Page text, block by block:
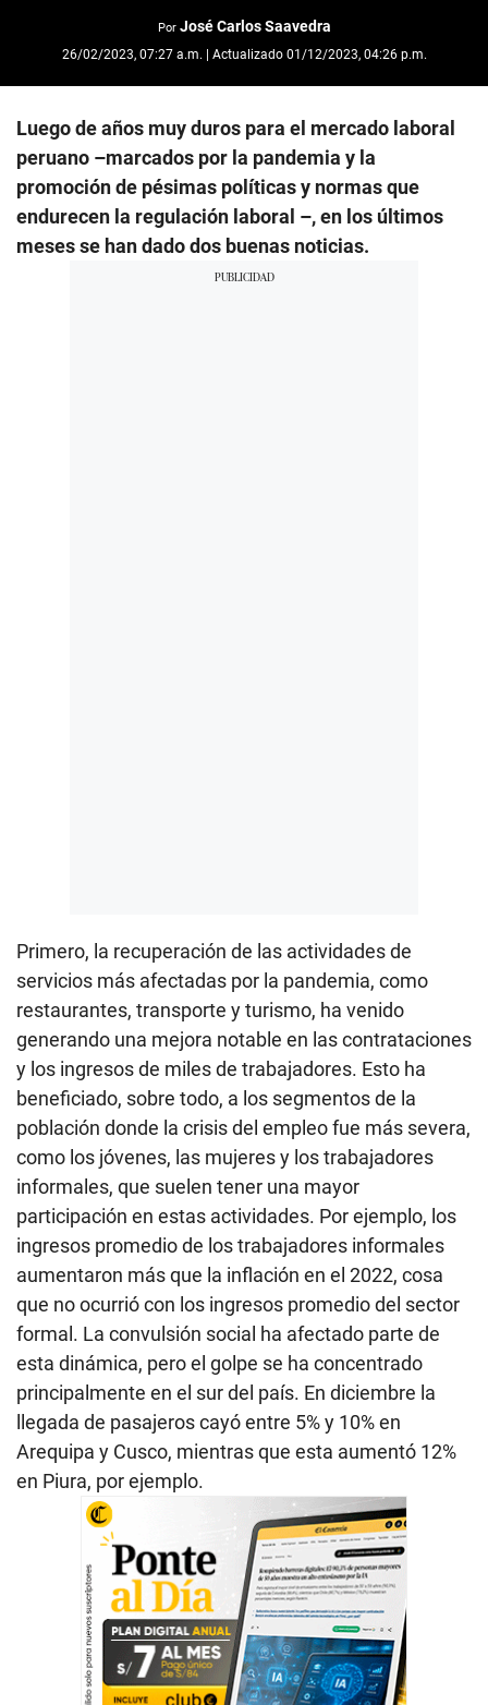
Por José Carlos Saavedra
26/02/2023, 07:27 a.m. | Actualizado 01/12/2023, 04:26 p.m.
Luego de años muy duros para el mercado laboral
peruano –marcados por la pandemia y la
promoción de pésimas políticas y normas que
endurecen la regulación laboral –, en los últimos
meses se han dado dos buenas noticias.
Primero, la recuperación de las actividades de
servicios más afectadas por la pandemia, como
restaurantes, transporte y turismo, ha venido
generando una mejora notable en las contrataciones
y los ingresos de miles de trabajadores. Esto ha
beneficiado, sobre todo, a los segmentos de la
población donde la crisis del empleo fue más severa,
como los jóvenes, las mujeres y los trabajadores
informales, que suelen tener una mayor
participación en estas actividades. Por ejemplo, los
ingresos promedio de los trabajadores informales
aumentaron más que la inflación en el 2022, cosa
que no ocurrió con los ingresos promedio del sector
formal. La convulsión social ha afectado parte de
esta dinámica, pero el golpe se ha concentrado
principalmente en el sur del país. En diciembre la
llegada de pasajeros cayó entre 5% y 10% en
Arequipa y Cusco, mientras que esta aumentó 12%
en Piura, por ejemplo.